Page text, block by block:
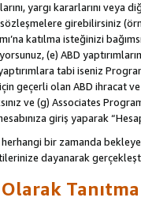
yargı kararlarını
girebilirsiniz
katılma isteğinizi
(e) ABD
tabi iseniz
geçerli olan ABD ihracat
ve (g) Associates
giriş yaparak
herhangi bir zamanda
dayanarak